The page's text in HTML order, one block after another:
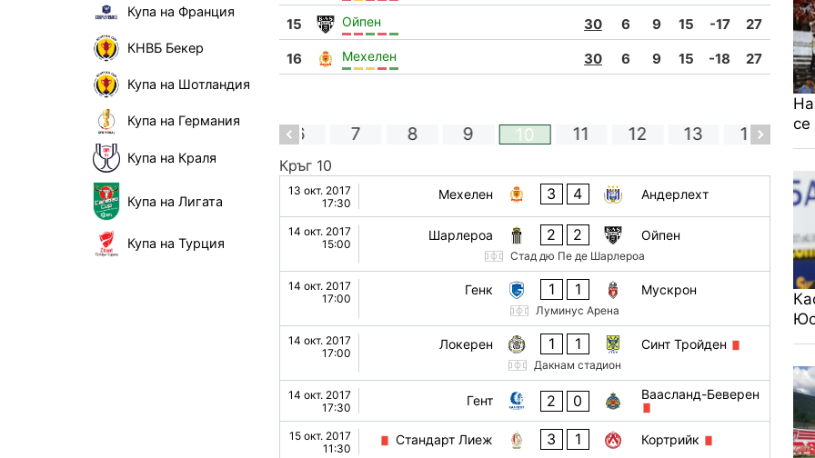
Купа на Франция
КНВБ Бекер
Купа на Шотландия
Купа на Германия
Купа на Краля
Купа на Лигата
Купа на Турция
15
Ойпен 30 6 9 15 -17
27
16
Мехелен 30 6 9 15 -18 27
3 6 7 8 9 10 11 12 13 14 15
Шарлероа
Стайен
Генк
Кръг 10
13 окт. 2017
17:30
Мехелен 3 4 Андерлехт
14 окт. 2017
15:00
Шарлероа 2 2 Ойпен
Стад дю Пе де Шарлероа
14 окт. 2017
17:00
Генк 1 1 Мускрон
Луминус Арена
14 окт. 2017
17:00
Локерен 1 1 Синт Тройден
Дакнам стадион
14 окт. 2017
17:30
Гент 2 0 Ваасланд-Беверен
15 окт. 2017
11:30
Стандарт Лиеж 3 1 Кортрийк
20
21
21
21
21
22
се